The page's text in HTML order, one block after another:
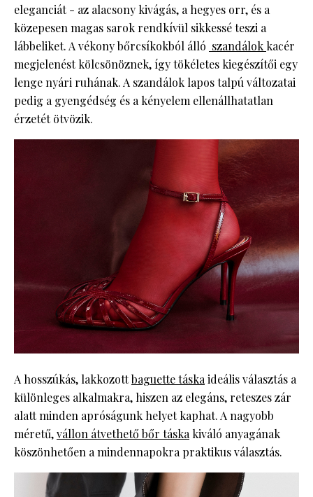
eleganciát - az alacsony kivágás, a hegyes orr, és a
közepesen magas sarok rendkívül sikkessé teszi a
lábbeliket. A vékony bőrcsíkokból álló szandálok kacér
megjelenést kölcsönöznek, így tökéletes kiegészítői egy
lenge nyári ruhának. A szandálok lapos talpú változatai
pedig a gyengédség és a kényelem ellenállhatatlan
érzetét ötvözik.
A hosszúkás, lakkozottbaguette táskaideális választás a
különleges alkalmakra, hiszen az elegáns, reteszes zár
alatt minden apróságunk helyet kaphat. A nagyobb
méretű,vállon átvethető bőr táskakiváló anyagának
köszönhetően a mindennapokra praktikus választás.